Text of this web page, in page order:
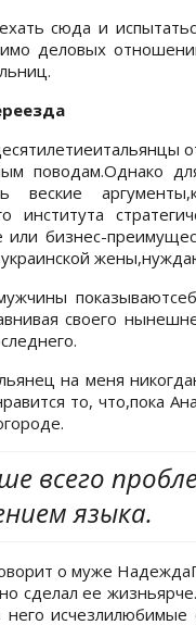
сюда и
деловых
поводам.Однако
института
или бизнес-
своего
на меня
то, что,пока
всего
языка.
о муже
сделал ее
него